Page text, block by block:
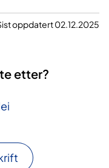
oppdatert 02.12.2025
etter?